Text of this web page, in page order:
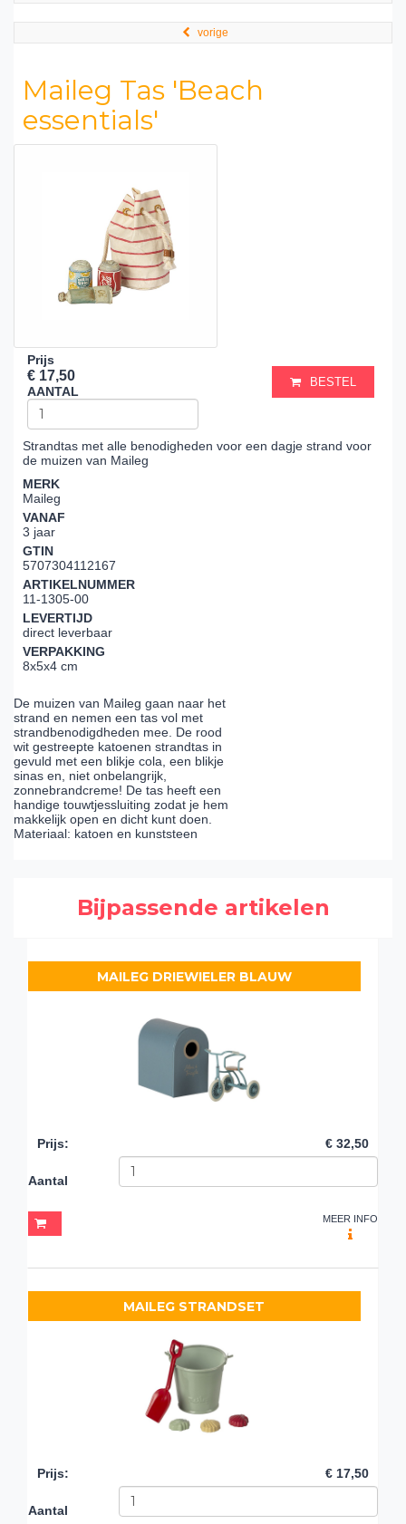
vorige
Maileg Tas 'Beach
essentials'
Prijs
€ 17,50
AANTAL
BESTEL
Strandtas met alle benodigheden voor een dagje strand voor
de muizen van Maileg
MERK
Maileg
VANAF
3 jaar
GTIN
5707304112167
ARTIKELNUMMER
11-1305-00
LEVERTIJD
direct leverbaar
VERPAKKING
8x5x4 cm
De muizen van Maileg gaan naar het
strand en nemen een tas vol met
strandbenodigdheden mee. De rood
wit gestreepte katoenen strandtas in
gevuld met een blikje cola, een blikje
sinas en, niet onbelangrijk,
zonnebrandcreme! De tas heeft een
handige touwtjessluiting zodat je hem
makkelijk open en dicht kunt doen.
Materiaal: katoen en kunststeen
Bijpassende artikelen
MAILEG DRIEWIELER BLAUW
Prijs: € 32,50
Aantal
MEER INFO
MAILEG STRANDSET
Prijs: € 17,50
Aantal